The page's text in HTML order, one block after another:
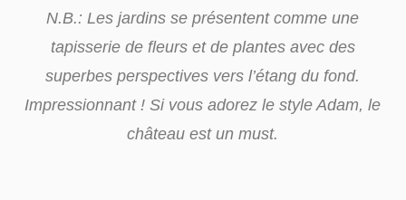
N.B.: Les jardins se présentent comme une
tapisserie de fleurs et de plantes avec des
superbes perspectives vers l’étang du fond.
Impressionnant ! Si vous adorez le style Adam, le
château est un must.